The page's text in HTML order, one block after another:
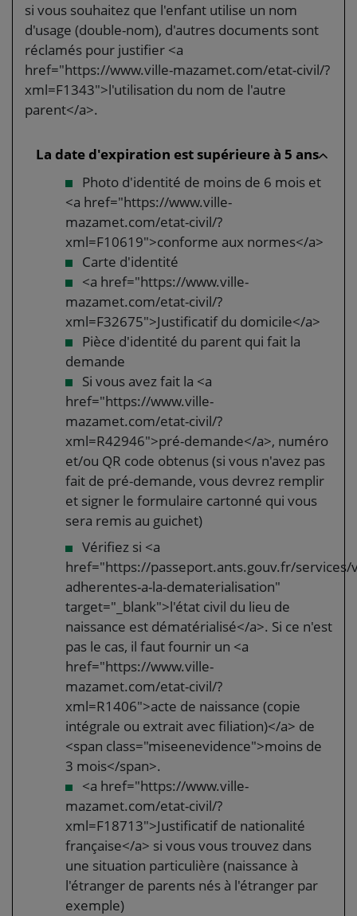
si vous souhaitez que l'enfant utilise un nom
d'usage (double-nom), d'autres documents sont
réclamés pour justifier <a
href="https://www.ville-mazamet.com/etat-civil/?
xml=F1343">l'utilisation du nom de l'autre
parent</a>.
La date d'expiration est supérieure à 5 ans
Photo d'identité de moins de 6 mois et
<a href="https://www.ville-
mazamet.com/etat-civil/?
xml=F10619">conforme aux normes</a>
Carte d'identité
<a href="https://www.ville-
mazamet.com/etat-civil/?
xml=F32675">Justificatif du domicile</a>
Pièce d'identité du parent qui fait la
demande
Si vous avez fait la <a
href="https://www.ville-
mazamet.com/etat-civil/?
xml=R42946">pré-demande</a>, numéro
et/ou QR code obtenus (si vous n'avez pas
fait de pré-demande, vous devrez remplir
et signer le formulaire cartonné qui vous
sera remis au guichet)
Vérifiez si <a
href="https://passeport.ants.gouv.fr/services/
adherentes-a-la-dematerialisation"
target="_blank">l'état civil du lieu de
naissance est dématérialisé</a>. Si ce n'est
pas le cas, il faut fournir un <a
href="https://www.ville-
mazamet.com/etat-civil/?
xml=R1406">acte de naissance (copie
intégrale ou extrait avec filiation)</a> de
<span class="miseenevidence">moins de
3 mois</span>.
<a href="https://www.ville-
mazamet.com/etat-civil/?
xml=F18713">Justificatif de nationalité
française</a> si vous vous trouvez dans
une situation particulière (naissance à
l'étranger de parents nés à l'étranger par
exemple)